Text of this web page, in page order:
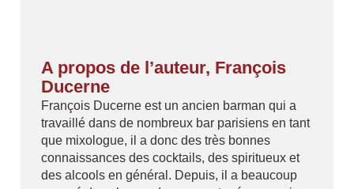
A propos de l’auteur, François
Ducerne
François Ducerne est un ancien barman qui a
travaillé dans de nombreux bar parisiens en tant
que mixologue, il a donc des très bonnes
connaissances des cocktails, des spiritueux et
des alcools en général. Depuis, il a beaucoup